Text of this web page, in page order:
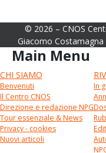
© 2026 – CNOS
Giacomo Costamagna
Main Menu
CHI SIAMO
Benvenuti
Il Centro CNOS
Direzione e redazione NPG
Tour essenziale & News
Privacy - cookies
Nuovi articoli
In